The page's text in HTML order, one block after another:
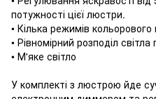
потужності цієї люстри.
• Кілька режимів кольорового
• Рівномірний розподіл
• М'яке світло
У комплекті з люстрою йде